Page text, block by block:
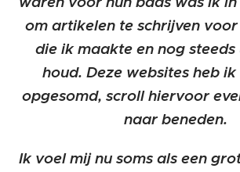
om artikelen te schrijven
die ik maakte en nog
houd. Deze websites heb
opgesomd, scroll hiervoor
naar beneden.
Ik voel mij nu soms als een